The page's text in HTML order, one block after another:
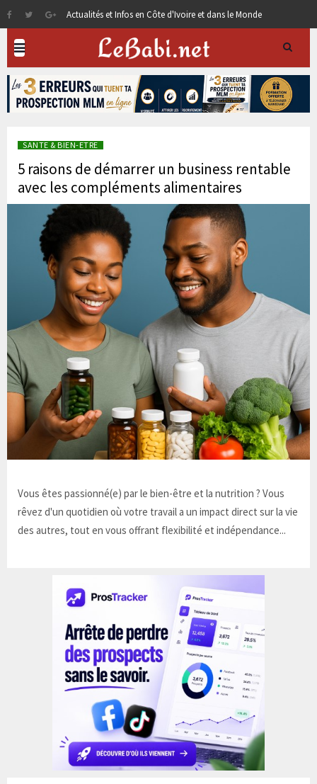
Actualités et Infos en Côte d'Ivoire et dans le Monde
SANTE & BIEN-ETRE
5 raisons de démarrer un business rentable
avec les compléments alimentaires
Vous êtes passionné(e) par le bien-être et la nutrition ? Vous
rêvez d'un quotidien où votre travail a un impact direct sur la vie
des autres, tout en vous offrant flexibilité et indépendance...